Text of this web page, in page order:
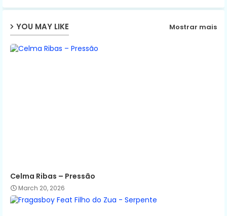
ap
YOU MAY LIKE Mostrar mais
Celma Ribas – Pressão
March 20, 2026